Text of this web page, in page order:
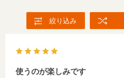
絞り込み
使うのが楽しみです